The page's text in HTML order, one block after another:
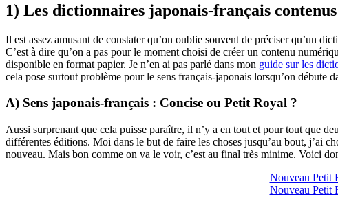
1) Les dictionnaires japonais-français
Il est assez amusant de constater qu’on oublie souvent de préciser qu’un
C’est à dire qu’on a pas pour le moment choisi de créer un contenu
disponible en format papier. Je n’en ai pas parlé dans mon guide sur les
cela pose surtout problème pour le sens français-japonais lorsqu’on débute
A) Sens japonais-français : Concise ou Petit Royal ?
Aussi surprenant que cela puisse paraître, il n’y a en tout et pour tout que
différentes éditions. Moi dans le but de faire les choses jusqu’au bout, j’ai
nouveau. Mais bon comme on va le voir, c’est au final très minime. Voici
Nouveau Petit
Nouveau Petit